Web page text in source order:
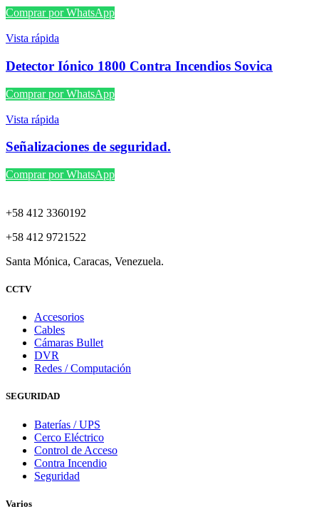
Comprar por WhatsApp
Vista rápida
Detector Iónico 1800 Contra Incendios Sovica
Comprar por WhatsApp
Vista rápida
Señalizaciones de seguridad.
Comprar por WhatsApp
+58 412 3360192
+58 412 9721522
Santa Mónica, Caracas, Venezuela.
CCTV
Accesorios
Cables
Cámaras Bullet
DVR
Redes / Computación
SEGURIDAD
Baterías / UPS
Cerco Eléctrico
Control de Acceso
Contra Incendio
Seguridad
Varios